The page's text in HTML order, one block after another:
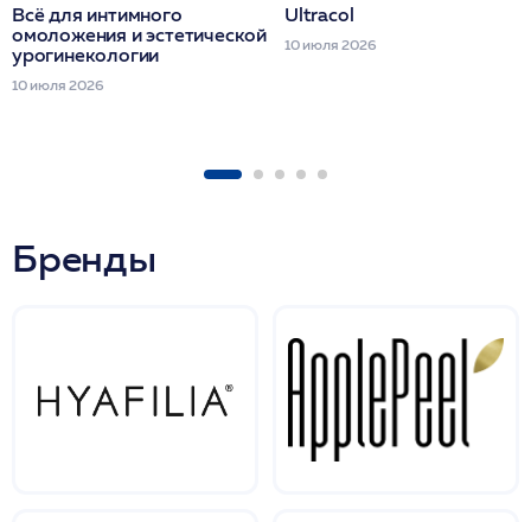
Всё для интимного
омоложения и эстетической
урогинекологии
10 июля 2026
Ultracol
10 июля 2026
Бренды